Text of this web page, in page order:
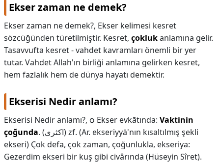
Ekser zaman ne demek?
Ekser zaman ne demek?, Ekser kelimesi kesret
sözcüğünden türetilmiştir. Kesret, çoklukanlamına gelir.
Tasavvufta kesret - vahdet kavramları önemli bir yer
tutar. Vahdet Allah'ın birliği anlamına gelirken kesret,
hem fazlalık hem de dünya hayatı demektir.
Ekserisi Nedir anlamı?
Ekserisi Nedir anlamı?, ѻ Ekser evkātında: Vaktinin
çoğunda. (ﺍﻛﺜﺮﻯ) zf. (Ar. ekѕeriyyā'nın kısaltılmış şekli
ekѕerі) Çok defa, çok zaman, çoğunlukla, ekseriya:
Gezerdim ekseri bir kuş gibi civârında (Hüseyin Sîret).